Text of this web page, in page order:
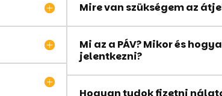
Mire van szükségem az
Mi az a PÁV? Mikor és
jelentkezni?